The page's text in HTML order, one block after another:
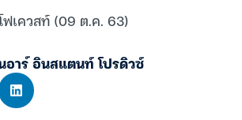
ฟเควสท์ (09 ต.ค. 63)
อาร์ อินสแตนท์ โปรดิวซ์